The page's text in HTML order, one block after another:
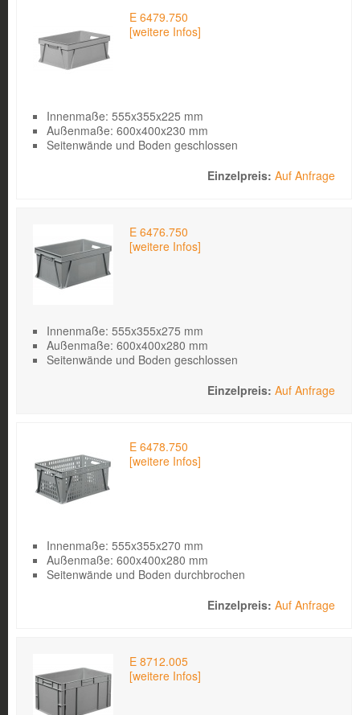
E 6479.750
[weitere Infos]
Innenmaße: 555x355x225 mm
Außenmaße: 600x400x230 mm
Seitenwände und Boden geschlossen
Auf Anfrage
E 6476.750
[weitere Infos]
Innenmaße: 555x355x275 mm
Außenmaße: 600x400x280 mm
Seitenwände und Boden geschlossen
Auf Anfrage
E 6478.750
[weitere Infos]
Innenmaße: 555x355x270 mm
Außenmaße: 600x400x280 mm
Seitenwände und Boden durchbrochen
Auf Anfrage
E 8712.005
[weitere Infos]